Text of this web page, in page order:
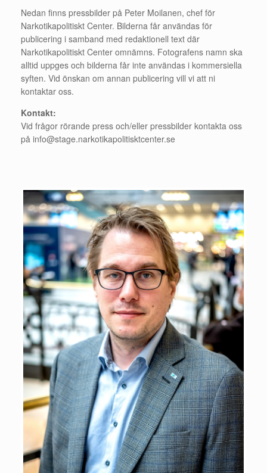
Nedan finns pressbilder på Peter Moilanen, chef för
Narkotikapolitiskt Center. Bilderna får användas för
publicering i samband med redaktionell text där
Narkotikapolitiskt Center omnämns. Fotografens namn ska
alltid uppges och bilderna får inte användas i kommersiella
syften. Vid önskan om annan publicering vill vi att ni
kontaktar oss.
Kontakt:
Vid frågor rörande press och/eller pressbilder kontakta oss
på info@stage.narkotikapolitisktcenter.se